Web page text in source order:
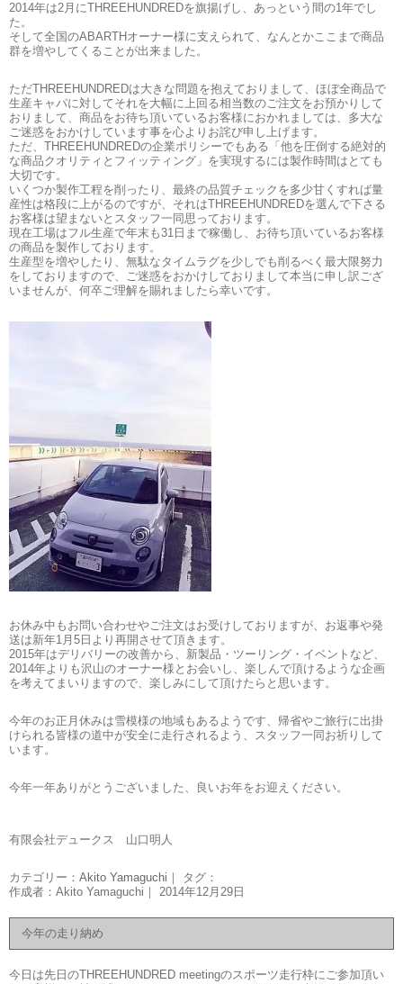
2014年は2月にTHREEHUNDREDを旗揚げし、あっという間の1年でし
た。
そして全国のABARTHオーナー様に支えられて、なんとかここまで商品
群を増やしてくることが出来ました。
ただTHREEHUNDREDは大きな問題を抱えておりまして、ほぼ全商品で
生産キャパに対してそれを大幅に上回る相当数のご注文をお預かりして
おりまして、商品をお待ち頂いているお客様におかれましては、多大な
ご迷惑をおかけしています事を心よりお詫び申し上げます。
ただ、THREEHUNDREDの企業ポリシーでもある「他を圧倒する絶対的
な商品クオリティとフィッティング」を実現するには製作時間はとても
大切です。
いくつか製作工程を削ったり、最終の品質チェックを多少甘くすれば量
産性は格段に上がるのですが、それはTHREEHUNDREDを選んで下さる
お客様は望まないとスタッフ一同思っております。
現在工場はフル生産で年末も31日まで稼働し、お待ち頂いているお客様
の商品を製作しております。
生産型を増やしたり、無駄なタイムラグを少しでも削るべく最大限努力
をしておりますので、ご迷惑をおかけしておりまして本当に申し訳ござ
いませんが、何卒ご理解を賜れましたら幸いです。
お休み中もお問い合わせやご注文はお受けしておりますが、お返事や発
送は新年1月5日より再開させて頂きます。
2015年はデリバリーの改善から、新製品・ツーリング・イベントなど、
2014年よりも沢山のオーナー様とお会いし、楽しんで頂けるような企画
を考えてまいりますので、楽しみにして頂けたらと思います。
今年のお正月休みは雪模様の地域もあるようです、帰省やご旅行に出掛
けられる皆様の道中が安全に走行されるよう、スタッフ一同お祈りして
います。
今年一年ありがとうございました、良いお年をお迎えください。
有限会社デュークス 山口明人
カテゴリー： Akito Yamaguchi ｜ タグ：
作成者：Akito Yamaguchi｜ 2014年12月29日
今年の走り納め
今日は先日のTHREEHUNDRED meetingのスポーツ走行枠にご参加頂い